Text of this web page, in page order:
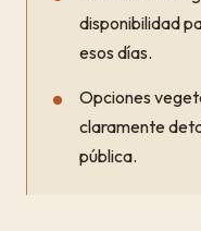
disponibilidad
esos días.
Opciones
claramente
pública.